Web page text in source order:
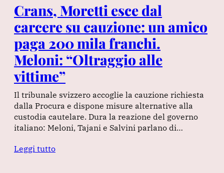
Crans, Moretti esce dal
carcere su cauzione: un amico
paga 200 mila franchi.
Meloni: “Oltraggio alle
vittime”
Il tribunale svizzero accoglie la cauzione richiesta
dalla Procura e dispone misure alternative alla
custodia cautelare. Dura la reazione del governo
italiano: Meloni, Tajani e Salvini parlano di…
Leggi tutto